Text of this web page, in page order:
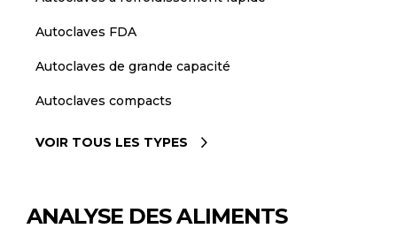
Autoclaves FDA
Autoclaves de grande capacité
Autoclaves compacts
VOIR TOUS LES TYPES
ANALYSE DES ALIMENTS